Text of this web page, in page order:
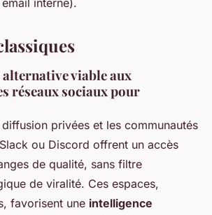
interne).
viable aux
réseaux sociaux pour
privées et les communautés
ou Discord offrent un accès
de qualité, sans filtre
de viralité. Ces espaces,
favorisent une intelligence